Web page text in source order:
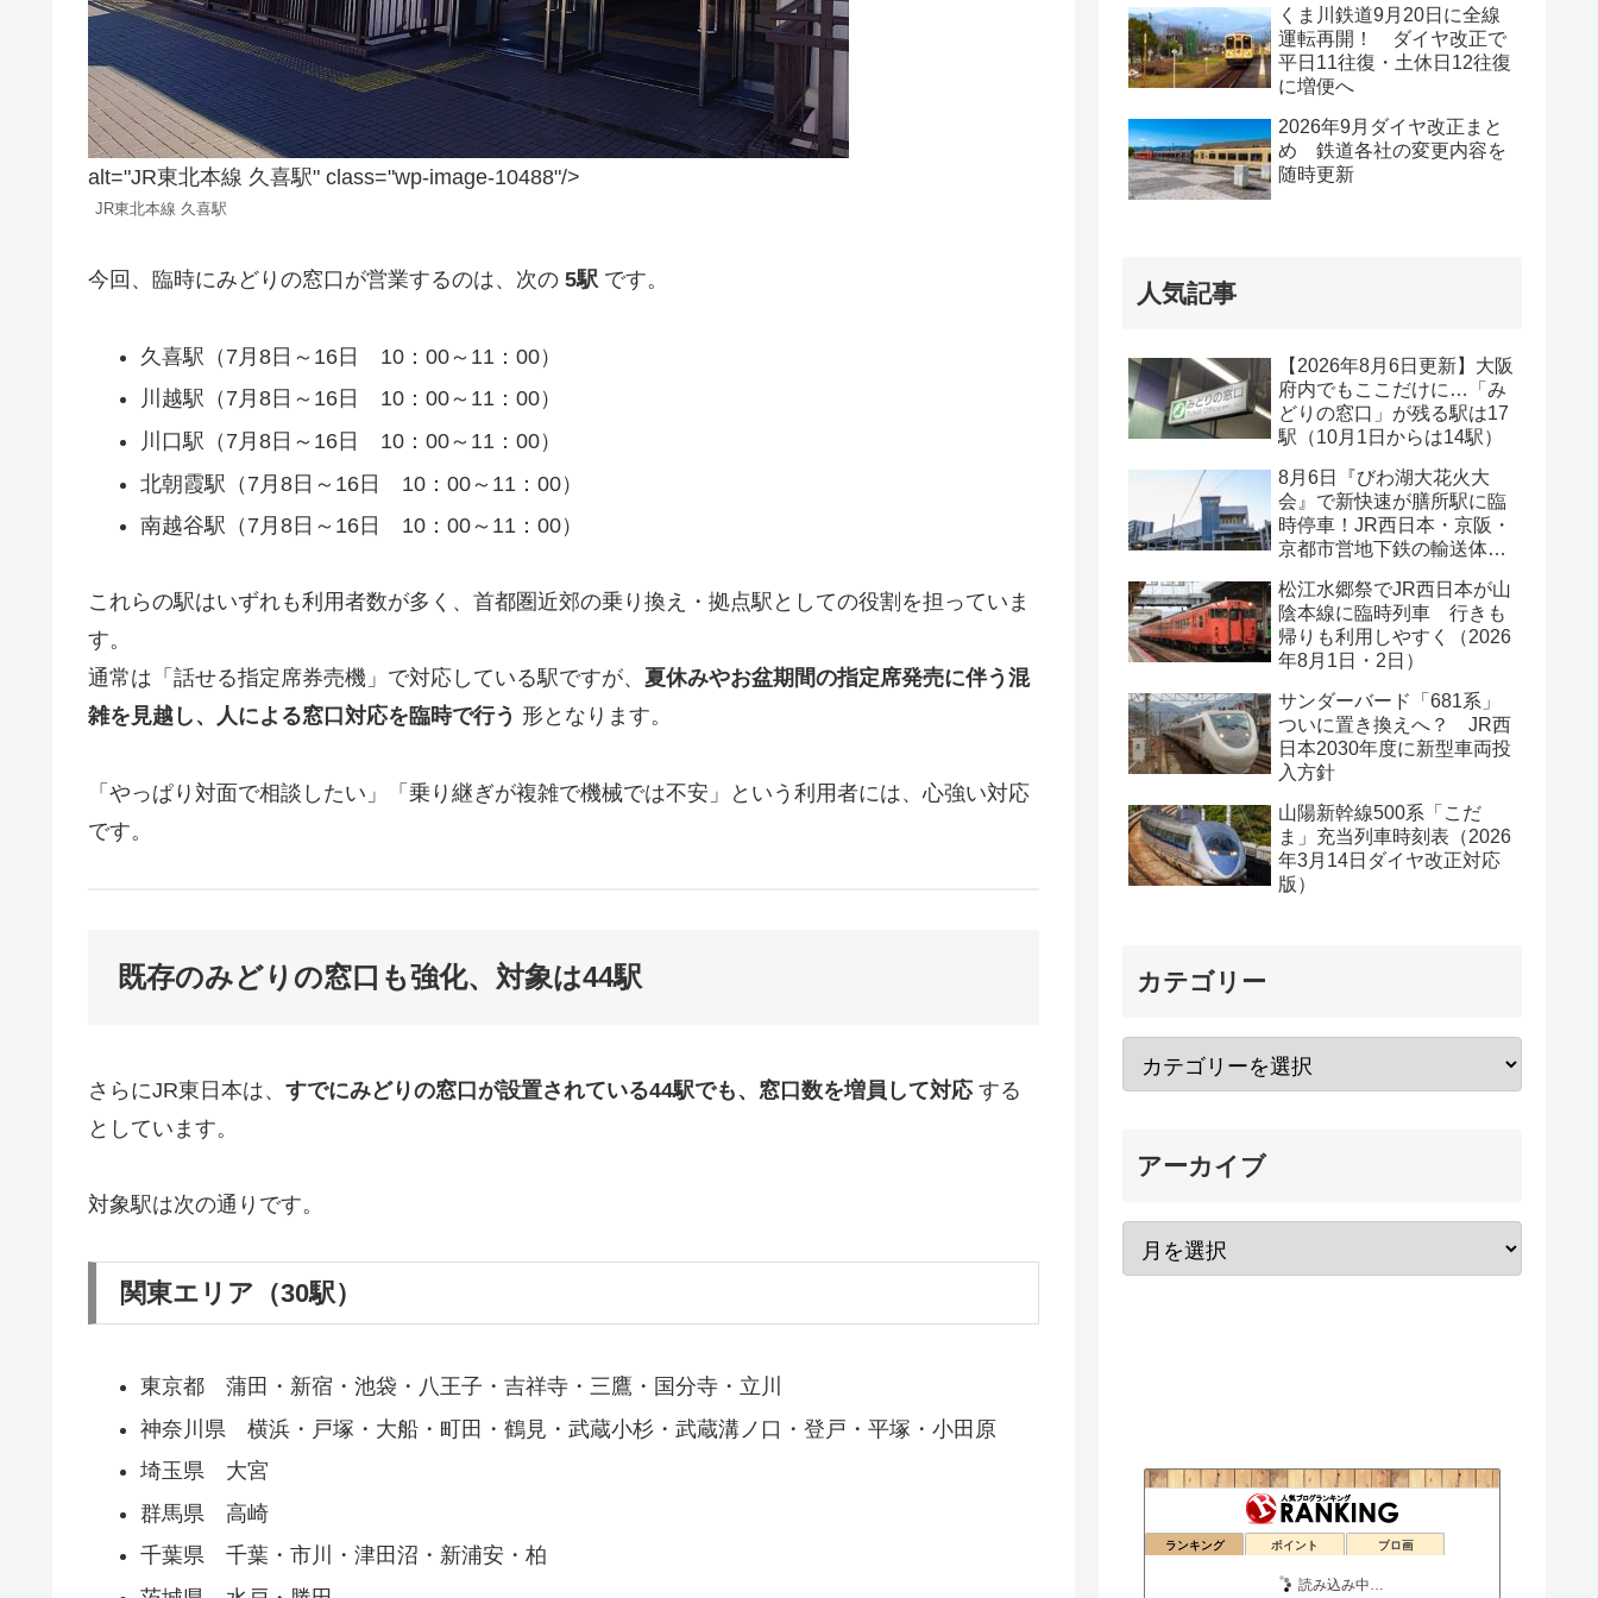
alt="JR東北本線 久喜駅" class="wp-image-10488"/>
JR東北本線 久喜駅
今回、臨時にみどりの窓口が営業するのは、次の 5駅 です。
久喜駅（7月8日～16日 10：00～11：00）
川越駅（7月8日～16日 10：00～11：00）
川口駅（7月8日～16日 10：00～11：00）
北朝霞駅（7月8日～16日 10：00～11：00）
南越谷駅（7月8日～16日 10：00～11：00）
これらの駅はいずれも利用者数が多く、首都圏近郊の乗り換え・拠点駅としての役割を担っていま
す。
通常は「話せる指定席券売機」で対応している駅ですが、 夏休みやお盆期間の指定席発売に伴う混
雑を見越し、人による窓口対応を臨時で行う 形となります。
「やっぱり対面で相談したい」「乗り継ぎが複雑で機械では不安」という利用者には、心強い対応
です。
既存のみどりの窓口も強化、対象は44駅
さらにJR東日本は、 すでにみどりの窓口が設置されている44駅でも、窓口数を増員して対応する
としています。
対象駅は次の通りです。
関東エリア（30駅）
東京都 蒲田・新宿・池袋・八王子・吉祥寺・三鷹・国分寺・立川
神奈川県 横浜・戸塚・大船・町田・鶴見・武蔵小杉・武蔵溝ノ口・登戸・平塚・小田原
埼玉県 大宮
群馬県 高崎
千葉県 千葉・市川・津田沼・新浦安・柏
くま川鉄道9月20日に全線
運転再開！ ダイヤ改正で
平日11往復・土休日12往復
に増便へ
2026年9月ダイヤ改正まと
め 鉄道各社の変更内容を
随時更新
人気記事
【2026年8月6日更新】大阪
府内でもここだけに…「み
どりの窓口」が残る駅は17
駅（10月1日からは14駅）
8月6日『びわ湖大花火大
会』で新快速が膳所駅に臨
時停車！JR西日本・京阪・
京都市営地下鉄の輸送体系
松江水郷祭でJR西日本が山
陰本線に臨時列車 行きも
帰りも利用しやすく（2026
年8月1日・2日）
サンダーバード「681系」
ついに置き換えへ？ JR西
日本2030年度に新型車両投
入方針
山陽新幹線500系「こだ
ま」充当列車時刻表（2026
年3月14日ダイヤ改正対応
版）
カテゴリー
アーカイブ
ランキング ポイント ブロ画